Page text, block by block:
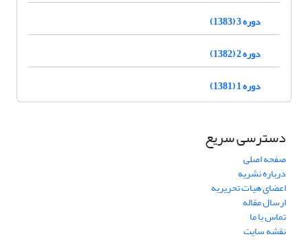
دوره 3 (1383)
دوره 2 (1382)
دوره 1 (1381)
دسترسی سریع
صفحه اصلی
درباره نشریه
اعضای هیات تحریریه
ارسال مقاله
تماس با ما
نقشه سایت